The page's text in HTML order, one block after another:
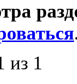
из 1